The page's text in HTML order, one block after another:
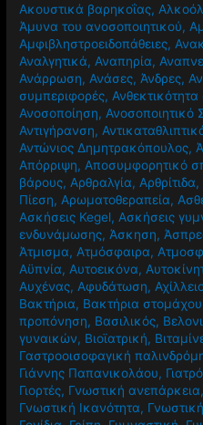
Ακουστικά βαρηκοΐας, Αλκοόλ
Άμυνα του ανοσοποιητικού,
Αμφιβληστροειδοπάθειες,
Αναλγητικά, Αναπηρία,
Ανάρρωση, Ανάσες, Άνδρες,
συμπεριφορές,
Ανοσοποίηση, Ανοσοποιητικό
Αντιγήρανση,
Αντώνιος Δημητρακόπουλος,
Απόρριψη, Αποσυμφορητικό
βάρους, Αρθραλγία, Αρθρίτιδα,
Πίεση, Αρωματοθεραπεία,
Ασκήσεις Kegel, Ασκήσεις
ενδυνάμωσης, Άσκηση,
Άτμισμα, Ατμόσφαιρα,
Αϋπνία, Αυτοεικόνα,
Αυχένας, Αφυδάτωση,
Βακτήρια, Βακτήρια στομάχου
προπόνηση, Βασιλικός,
γυναικών, Βιοϊατρική,
Γαστροοισοφαγική
Γιάννης Παπανικολάου,
Γιορτές, Γνωστική ανεπάρκεια,
Γνωστική Ικανότητα,